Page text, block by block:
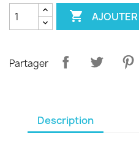

Partager
Description